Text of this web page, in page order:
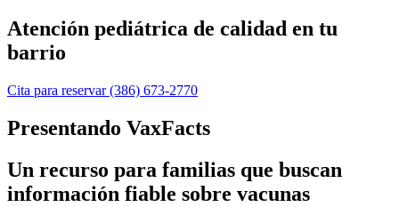
Atención pediátrica de calidad en tu
barrio
Cita para reservar(386) 673-2770
Presentando VaxFacts
Un recurso para familias que buscan
información fiable sobre vacunas